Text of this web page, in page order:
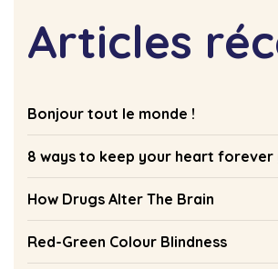
Articles
Bonjour tout le monde !
8 ways to keep your heart forever
How Drugs Alter The Brain
Red-Green Colour Blindness